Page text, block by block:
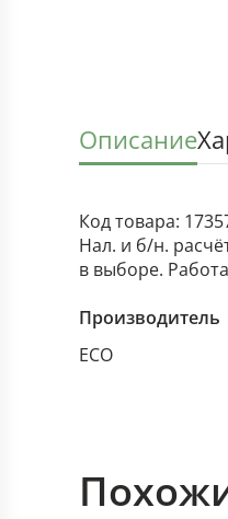
Описание
Код товара:
Нал. и б/н.
в выборе.
Производитель
ECO